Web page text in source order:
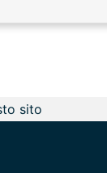
sito